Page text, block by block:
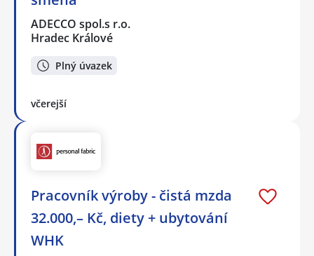
ADECCO spol.s r.o.
Hradec Králové
Plný úvazek
včerejší
Pracovník výroby - čistá mzda
32.000,– Kč, diety + ubytování
WHK